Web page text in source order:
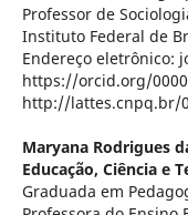
Professor de
Instituto Federal de
Endereço eletrônico:
https://orcid.org/
http://lattes.cnpq.br/
Maryana Rodrigues
Educação, Ciência e
Graduada em